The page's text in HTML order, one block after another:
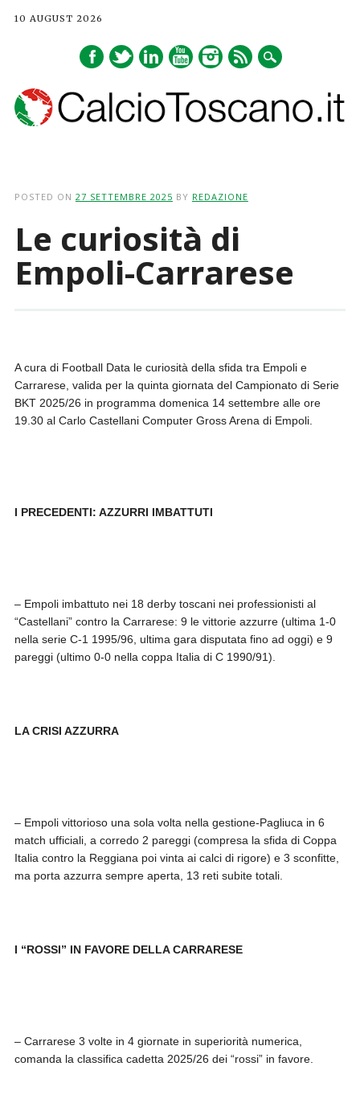
10 AUGUST 2026
POSTED ON 27 SETTEMBRE 2025 BY REDAZIONE
Le curiosità di
Empoli-Carrarese
A cura di Football Data le curiosità della sfida tra Empoli e
Carrarese, valida per la quinta giornata del Campionato di Serie
BKT 2025/26 in programma domenica 14 settembre alle ore
19.30 al Carlo Castellani Computer Gross Arena di Empoli.
I PRECEDENTI: AZZURRI IMBATTUTI
– Empoli imbattuto nei 18 derby toscani nei professionisti al
“Castellani” contro la Carrarese: 9 le vittorie azzurre (ultima 1-0
nella serie C-1 1995/96, ultima gara disputata fino ad oggi) e 9
pareggi (ultimo 0-0 nella coppa Italia di C 1990/91).
LA CRISI AZZURRA
– Empoli vittorioso una sola volta nella gestione-Pagliuca in 6
match ufficiali, a corredo 2 pareggi (compresa la sfida di Coppa
Italia contro la Reggiana poi vinta ai calci di rigore) e 3 sconfitte,
ma porta azzurra sempre aperta, 13 reti subite totali.
I “ROSSI” IN FAVORE DELLA CARRARESE
– Carrarese 3 volte in 4 giornate in superiorità numerica,
comanda la classifica cadetta 2025/26 dei “rossi” in favore.